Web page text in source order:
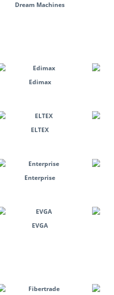
Dream Machines
Edimax
ELTEX
Enterprise
EVGA